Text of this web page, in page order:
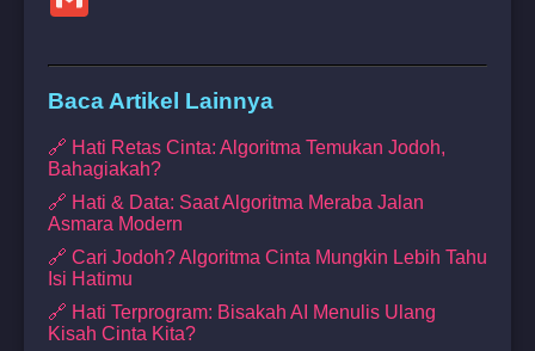
Baca Artikel Lainnya
🔗 Hati Retas Cinta: Algoritma Temukan Jodoh,
Bahagiakah?
🔗 Hati & Data: Saat Algoritma Meraba Jalan
Asmara Modern
🔗 Cari Jodoh? Algoritma Cinta Mungkin Lebih Tahu
Isi Hatimu
🔗 Hati Terprogram: Bisakah AI Menulis Ulang
Kisah Cinta Kita?